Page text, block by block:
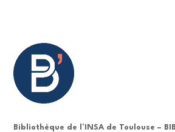
Bibliothèque de l’INSA de Toulouse –